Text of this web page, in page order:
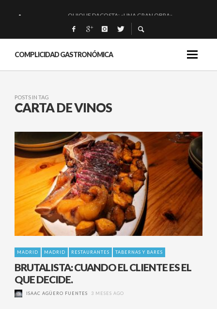
QUIQUE DACOSTA: «UNA GRAN OBRA»
EL BARUCO DE ANERO: MUCHO MÁS QUE UN BAR.
MONTIA: ESENCIAL Y BRILLANTE.
COMPLICIDAD GASTRONÓMICA
POSTS IN TAG
CARTA DE VINOS
MADRID MADRID RESTAURANTES TABERNAS Y BARES
BRUTALISTA: CUANDO EL CLIENTE ES EL
QUE DECIDE.
ISAAC AGÜERO FUENTES 3 MESES AGO